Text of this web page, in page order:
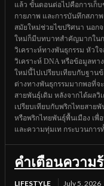
แล้ว ขั้นตอนต่อไปคือการเก็
กายภาพ และการบันทึกสภา
สมัยใหม่ช่วยไขปริศนา นอกจ
ใหม่ก็มีบทบาทสำคัญมากใน
วิเคราะห์ทางพันธุกรรม หัวใ
วิเคราะห์ DNA หรือข้อมูลท
ใหม่นี้ไปเปรียบเทียบกับฐาน
ต่างทางพันธุกรรมมากพอที่จ
สายพันธุ์เดิม หลังจากได้ผลวิ
เปรียบเทียบกับพริกไทยสาย
หรือพริกไทยพันธุ์พื้นเมือง เพื่
และความทุ่มเท กระบวนการ
คำเตือนความ
LIFESTYLE July 5, 2026